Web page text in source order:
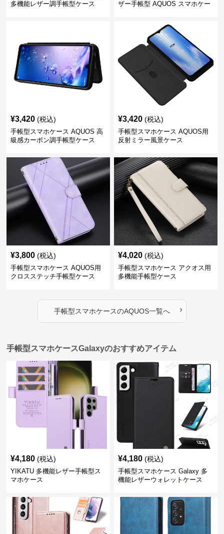
多機能レザー調手帳型ケース
ザー手帳型 AQUOS スマホケー
¥3,420 (税込)
手帳型スマホケース AQUOS 高
級感カーボン調手帳型ケース
¥3,420 (税込)
手帳型スマホケース AQUOS用
反射ミラー風景ケース
¥3,800 (税込)
手帳型スマホケース AQUOS用
クロスステッチ手帳型ケース
¥4,020 (税込)
手帳型スマホケース アクオス用
多機能手帳型ケース
手帳型スマホケースのAQUOS一覧へ ›
手帳型スマホケースGalaxyのおすすめアイテム
¥4,180 (税込)
YIKATU 多機能レザー手帳型ス
マホケース
¥4,180 (税込)
手帳型スマホケース Galaxy 多
機能レザーウォレットケース